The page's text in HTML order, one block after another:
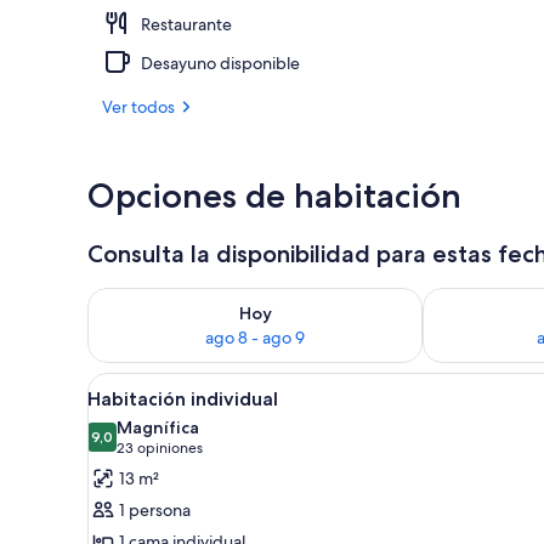
Restaurante
Desayuno disponible
Ver todos
Opciones de habitación
Consulta la disponibilidad para estas
Hoy
ago 8 - ago 9
Consulta la disponibilidad para hoy ago 8 - ago 9
Consulta la
Ver
todas
las
fotos
de
Habitación
Un dormitorio moderno con
6
Habitación individual
9,09,0 de 10
Magnífica
23 opiniones
(23
opiniones)
13 m²
1 persona